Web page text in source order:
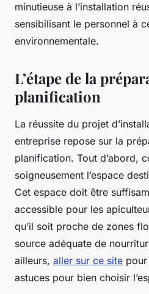
minutieuse à l’installation
sensibilisant le personnel à
environnementale.
L’étape de la
planification
La réussite du projet
entreprise repose sur la
planification. Tout d’abord,
soigneusement l’espace
Cet espace doit être
accessible pour les
qu’il soit proche de zones
source adéquate de
ailleurs, aller sur ce site
astuces pour bien choisir